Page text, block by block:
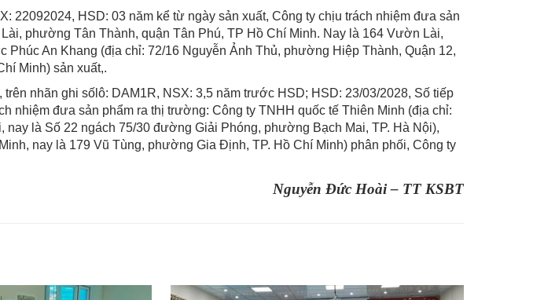
22092024, HSD: 03 năm kể từ ngày sản xuất, Công ty chịu trách nhiệm đưa sản
phường Tân Thành, quận Tân Phú, TP Hồ Chí Minh. Nay là 164 Vườn Lài,
An Khang (địa chỉ: 72/16 Nguyễn Ảnh Thủ, phường Hiệp Thành, Quận 12,
Minh) sản xuất,.
nhãn ghi sốlô: DAM1R, NSX: 3,5 năm trước HSD; HSD: 23/03/2028, Số tiếp
nhiệm đưa sản phẩm ra thị trường: Công ty TNHH quốc tế Thiên Minh (địa chỉ:
là Số 22 ngách 75/30 đường Giải Phóng, phường Bạch Mai, TP. Hà Nội),
nay là 179 Vũ Tùng, phường Gia Định, TP. Hồ Chí Minh) phân phối, Công ty
Nguyễn Đức Hoài – TT KSBT